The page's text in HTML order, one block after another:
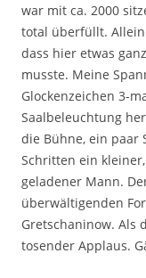
war mit ca. 2000
total überfüllt.
dass hier etwas
musste. Meine
Glockenzeichen 3-
Saalbeleuchtung
die Bühne, ein paar
Schritten ein
geladener Mann.
überwältigenden
Gretschaninow. Als
tosender Applaus.